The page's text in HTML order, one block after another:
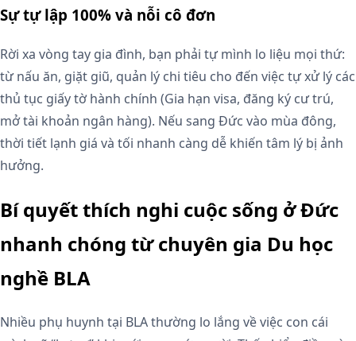
Sự tự lập 100% và nỗi cô đơn
Rời xa vòng tay gia đình, bạn phải tự mình lo liệu mọi thứ:
từ nấu ăn, giặt giũ, quản lý chi tiêu cho đến việc tự xử lý các
thủ tục giấy tờ hành chính (Gia hạn visa, đăng ký cư trú,
mở tài khoản ngân hàng). Nếu sang Đức vào mùa đông,
thời tiết lạnh giá và tối nhanh càng dễ khiến tâm lý bị ảnh
hưởng.
Bí quyết thích nghi cuộc sống ở Đức
nhanh chóng từ chuyên gia Du học
nghề BLA
Nhiều phụ huynh tại BLA thường lo lắng về việc con cái